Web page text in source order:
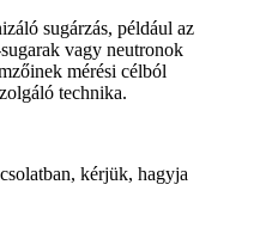
sugárzás, például az
vagy neutronok
mérési célból
technika.
kérjük, hagyja